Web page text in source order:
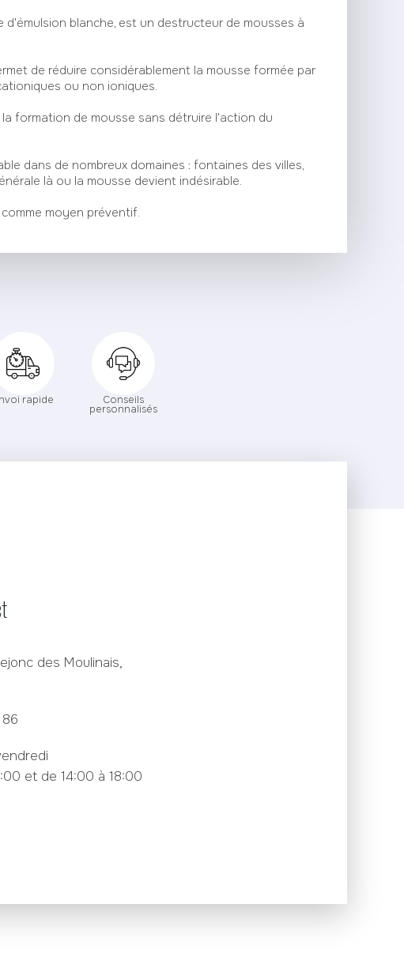
d'émulsion blanche, est un destructeur de mousses à
de réduire considérablement la mousse formée par
ou non ioniques.
formation de mousse sans détruire l'action du
dans de nombreux domaines : fontaines des villes,
là ou la mousse devient indésirable.
moyen préventif.
rapide Conseils
personnalisés
des Moulinais,
et de 14:00 à 18:00